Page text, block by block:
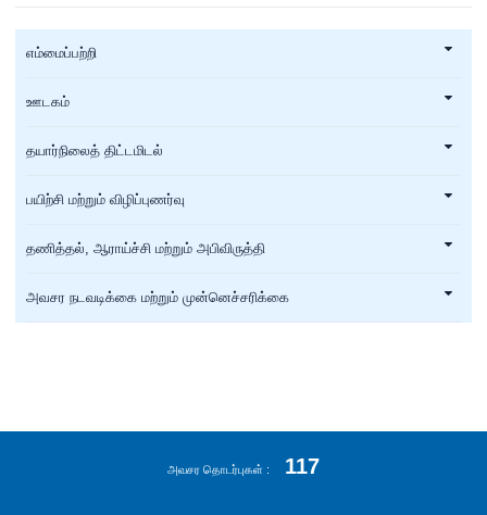
எம்மைப்பற்றி
ஊடகம்
தயார்நிலைத் திட்டமிடல்
பயிற்சி மற்றும் விழிப்புணர்வு
தணித்தல், ஆராய்ச்சி மற்றும் அபிவிருத்தி
அவசர நடவடிக்கை மற்றும் முன்னெச்சரிக்கை
அவசர தொடர்புகள் 117